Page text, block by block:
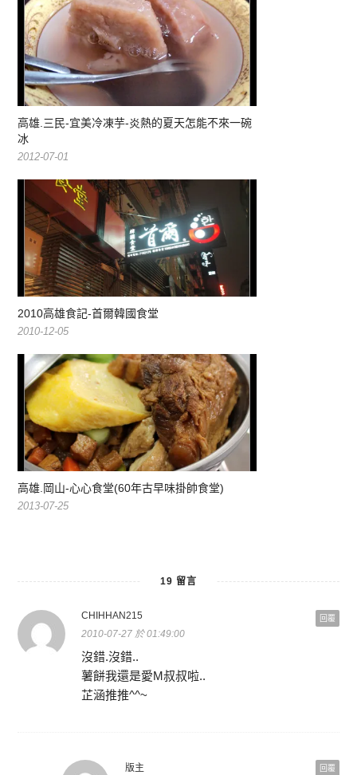
高雄.三民-宜美冷凍芋-炎熱的夏天怎能不來一碗
冰
2012-07-01
2010高雄食記-首爾韓國食堂
2010-12-05
高雄.岡山-心心食堂(60年古早味掛帥食堂)
2013-07-25
19 留言
回覆
CHIHHAN215
2010-07-27 於 01:49:00
沒錯.沒錯..
薯餅我還是愛M叔叔啦..
芷涵推推^^~
回覆
版主